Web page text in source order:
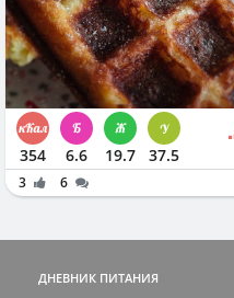
354 6.6 19.7 37.5
3 6
ДНЕВНИК ПИТАНИЯ